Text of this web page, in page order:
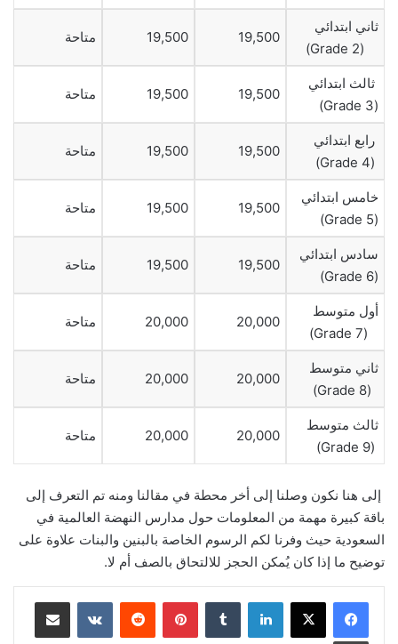
ثاني ابتدائي
(Grade 2)
19,500
19,500 متاحة
ثالث ابتدائي
(Grade 3)
19,500
19,500 متاحة
رابع ابتدائي
(Grade 4)
19,500
19,500 متاحة
خامس ابتدائي
(Grade 5)
19,500
19,500 متاحة
سادس ابتدائي
(Grade 6)
19,500
19,500 متاحة
أول متوسط
(Grade 7)
20,000
20,000 متاحة
ثاني متوسط
(Grade 8)
20,000
20,000 متاحة
ثالث متوسط
(Grade 9)
20,000
20,000 متاحة
إلى هنا نكون وصلنا إلى أخر محطة في مقالنا ومنه تم التعرف إلى
باقة كبيرة مهمة من المعلومات حول مدارس النهضة العالمية في
السعودية حيث وفرنا لكم الرسوم الخاصة بالبنين والبنات علاوة على
توضيح ما إذا كان يُمكن الحجز للالتحاق بالصف أم لا.
لينكدإن بينتيريست